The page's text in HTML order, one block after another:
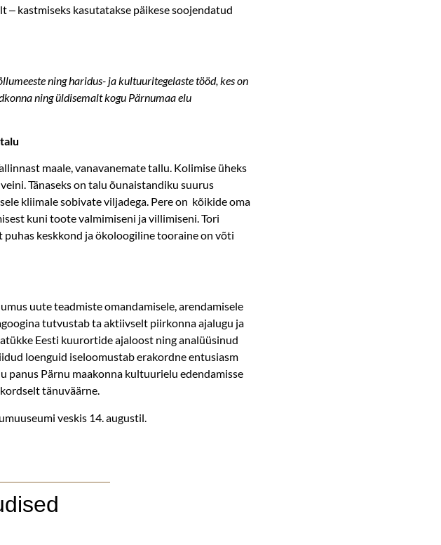
kastmiseks kasutatakse päikese soojendatud
ning haridus- ja kultuuritegelaste tööd, kes on
ning üldisemalt kogu Pärnumaa elu
maale, vanavanemate tallu. Kolimise üheks
Tänaseks on talu õunaistandiku suurus
kliimale sobivate viljadega. Pere on kõikide oma
kuni toote valmimiseni ja villimiseni. Tori
keskkond ja ökoloogiline tooraine on võti
uute teadmiste omandamisele, arendamisele
tutvustab ta aktiivselt piirkonna ajalugu ja
Eesti kuurortide ajaloost ning analüüsinud
loenguid iseloomustab erakordne entusiasm
panus Pärnu maakonna kultuurielu edendamisse
tänuväärne.
veskis 14. augustil.